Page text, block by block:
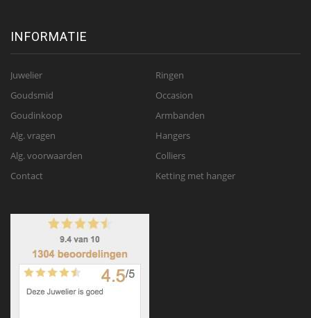
INFORMATIE
Juwelier
Goudsmid
Goudinkoop
Alg. vragen
Alg. voorwaarden
Contact
Ringen
Occasion
Armbanden
Hangers
Colliers
Ketting met hanger